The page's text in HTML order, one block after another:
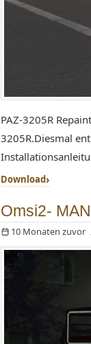
PAZ-3205R
3205R.Diesmal
Download
Omsi2-
10 Monaten zuvor